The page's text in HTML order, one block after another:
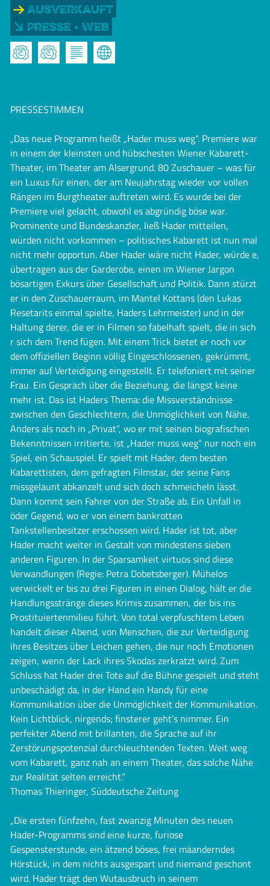
Ausverkauft
Presse • Web
PRESSESTIMMEN
„Das neue Programm heißt „Hader muss weg“. Premiere war
in einem der kleinsten und hübschesten Wiener Kabarett-
Theater, im Theater am Alsergrund. 80 Zuschauer – was für
ein Luxus für einen, der am Neujahrstag wieder vor vollen
Rängen im Burgtheater auftreten wird. Es wurde bei der
Premiere viel gelacht, obwohl es abgründig böse war.
Prominente und Bundeskanzler, ließ Hader mitteilen,
würden nicht vorkommen – politisches Kabarett ist nun mal
nicht mehr opportun. Aber Hader wäre nicht Hader, würde e,
übertragen aus der Garderobe, einen im Wiener Jargon
bösartigen Exkurs über Gesellschaft und Politik. Dann stürzt
er in den Zuschauerraum, im Mantel Kottans (den Lukas
Resetarits einmal spielte, Haders Lehrmeister) und in der
Haltung derer, die er in Filmen so fabelhaft spielt, die in sich
r sich dem Trend fügen. Mit einem Trick bietet er noch vor
dem offiziellen Beginn völlig Eingeschlossenen, gekrümmt,
immer auf Verteidigung eingestellt. Er telefoniert mit seiner
Frau. Ein Gespräch über die Beziehung, die längst keine
mehr ist. Das ist Haders Thema: die Missverständnisse
zwischen den Geschlechtern, die Unmöglichkeit von Nähe.
Anders als noch in „Privat“, wo er mit seinen biografischen
Bekenntnissen irritierte, ist „Hader muss weg“ nur noch ein
Spiel, ein Schauspiel. Er spielt mit Hader, dem besten
Kabarettisten, dem gefragten Filmstar, der seine Fans
missgelaunt abkanzelt und sich doch schmeicheln lässt.
Dann kommt sein Fahrer von der Straße ab. Ein Unfall in
öder Gegend, wo er von einem bankrotten
Tankstellenbesitzer erschossen wird. Hader ist tot, aber
Hader macht weiter in Gestalt von mindestens sieben
anderen Figuren. In der Sparsamkeit virtuos sind diese
Verwandlungen (Regie: Petra Dobetsberger). Mühelos
verwickelt er bis zu drei Figuren in einen Dialog, hält er die
Handlungsstränge dieses Krimis zusammen, der bis ins
Prostituiertenmilieu führt. Von total verpfuschtem Leben
handelt dieser Abend, von Menschen, die zur Verteidigung
ihres Besitzes über Leichen gehen, die nur noch Emotionen
zeigen, wenn der Lack ihres Skodas zerkratzt wird. Zum
Schluss hat Hader drei Tote auf die Bühne gespielt und steht
unbeschädigt da, in der Hand ein Handy für eine
Kommunikation über die Unmöglichkeit der Kommunikation.
Kein Lichtblick, nirgends; finsterer geht’s nimmer. Ein
perfekter Abend mit brillanten, die Sprache auf ihr
Zerstörungspotenzial durchleuchtenden Texten. Weit weg
vom Kabarett, ganz nah an einem Theater, das solche Nähe
zur Realität selten erreicht.“
Thomas Thieringer, Süddeutsche Zeitung
„Die ersten fünfzehn, fast zwanzig Minuten des neuen
Hader-Programms sind eine kurze, furiose
Gespensterstunde, ein ätzend böses, frei mäanderndes
Hörstück, in dem nichts ausgespart und niemand geschont
wird. Hader trägt den Wutausbruch in seinem